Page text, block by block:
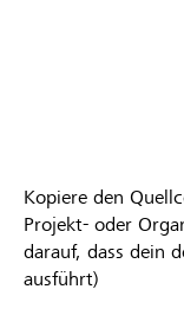
Kopiere den
Projekt- oder
darauf, dass dein
ausführt)